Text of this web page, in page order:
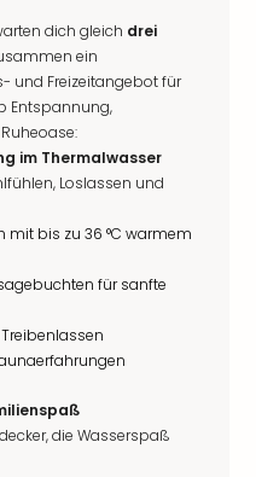
dich gleich drei
ein
und Freizeitangebot für
Entspannung,
im Thermalwasser
Loslassen und
mit bis zu 36 °C warmem
für sanfte
die Wasserspaß